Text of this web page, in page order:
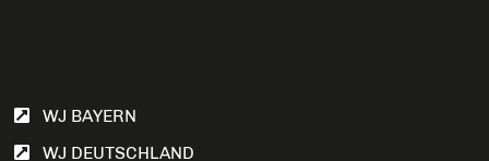
WJ BAYERN
WJ DEUTSCHLAND